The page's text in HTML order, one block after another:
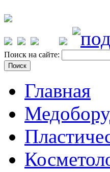
Поиск на сайте:
Главная